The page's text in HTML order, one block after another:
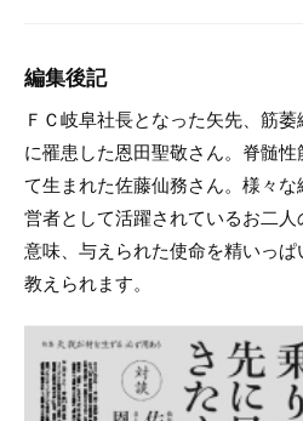
編集後記
ＦＣ岐阜社長となった矢先、筋
に罹患した恩田聖敬さん。脊髄
て生まれた佐藤仙務さん。様々
営者として活躍されているお二
意味、与えられた使命を精いっ
教えられます。